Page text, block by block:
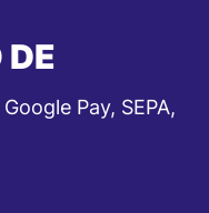
DE
Pay, SEPA,